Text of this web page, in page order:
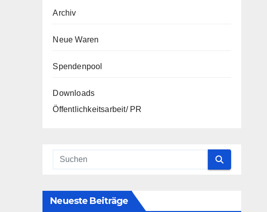
Archiv
Neue Waren
Spendenpool
Downloads
Öffentlichkeitsarbeit/ PR
Neueste Beiträge